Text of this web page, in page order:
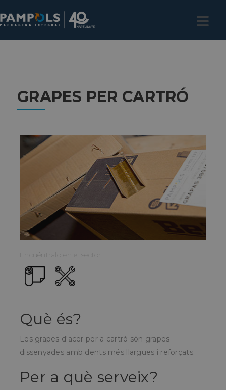
GRAPES PER CARTRÓ
Encuéntralo en el sector:
Què és?
Les grapes d'acer per a cartró són grapes
dissenyades amb dents més llargues i reforçats.
Per a què serveix?